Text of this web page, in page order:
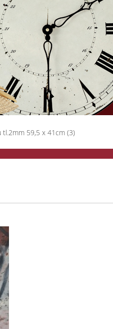
tl.2mm 59,5 x 41cm (3)